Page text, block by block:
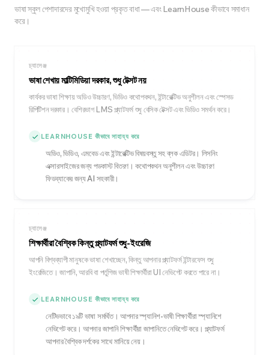
ভাষা স্কুল পেশাদারদের মুখোমুখি হওয়া প্রকৃত বাধা — এবং LearnHouse কীভাবে সমাধান
করে।
চ্যালেঞ্জ
ভাষা শেখায় মাল্টিমিডিয়া দরকার, শুধু টেক্সট নয়
কার্যকর ভাষা শিক্ষায় অডিও উচ্চারণ, ভিডিও কথোপকথন, ইন্টারেক্টিভ অনুশীলন এবং স্পেসড
রিপিটিশন দরকার। বেশিরভাগ LMS প্ল্যাটফর্ম শুধু বেসিক টেক্সট এবং ভিডিও সমর্থন করে।
LEARNHOUSE কীভাবে সাহায্য করে
অডিও, ভিডিও, এমবেড এবং ইন্টারেক্টিভ বিষয়বস্তু সহ ব্লক এডিটর। লিসনিং
এক্সারসাইজের জন্য পডকাস্ট বিতরণ। কথোপকথন অনুশীলন এবং উচ্চারণ
ফিডব্যাকের জন্য AI সহকারী।
চ্যালেঞ্জ
শিক্ষার্থীরা বৈশ্বিক কিন্তু প্ল্যাটফর্ম শুধু-ইংরেজি
আপনি বিশ্বব্যাপী মানুষকে ভাষা শেখাচ্ছেন, কিন্তু আপনার প্ল্যাটফর্ম ইন্টারফেস শুধু
ইংরেজিতে। জাপানি, আরবি বা পর্তুগিজ ভাষী শিক্ষার্থীরা UI নেভিগেট করতে পারে না।
LEARNHOUSE কীভাবে সাহায্য করে
নেটিভভাবে ১৯টি ভাষা সমর্থিত। আপনার স্প্যানিশ-ভাষী শিক্ষার্থীরা স্প্যানিশে
নেভিগেট করে। আপনার জাপানি শিক্ষার্থীরা জাপানিতে নেভিগেট করে। প্ল্যাটফর্ম
আপনার বৈশ্বিক দর্শকের সাথে মানিয়ে নেয়।